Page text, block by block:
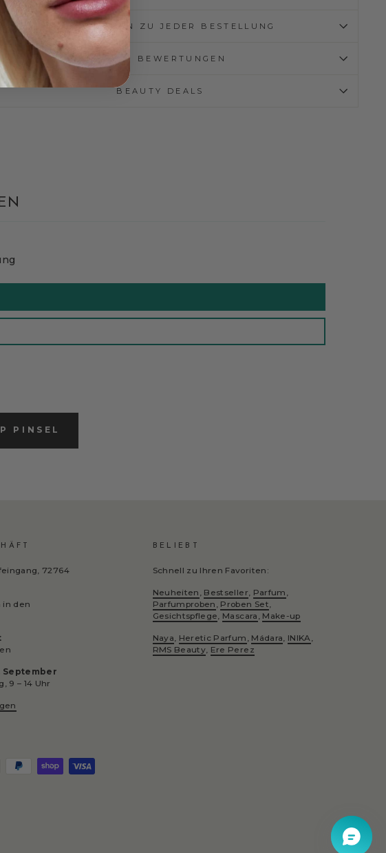
GRATISPROBEN ZU JEDER BESTELLUNG
⭐⭐⭐⭐⭐ BEWERTUNGEN
BEAUTY DEALS
PINSEL
72764
in den
September
9 – 14 Uhr
BELIEBT
Schnell zu Ihren Favoriten:
Neuheiten Bestseller Parfum
Parfumproben Proben Set
Gesichtspflege Mascara Make-up
Naya Heretic Parfum Mádara INIKA
RMS Beauty Ere Perez